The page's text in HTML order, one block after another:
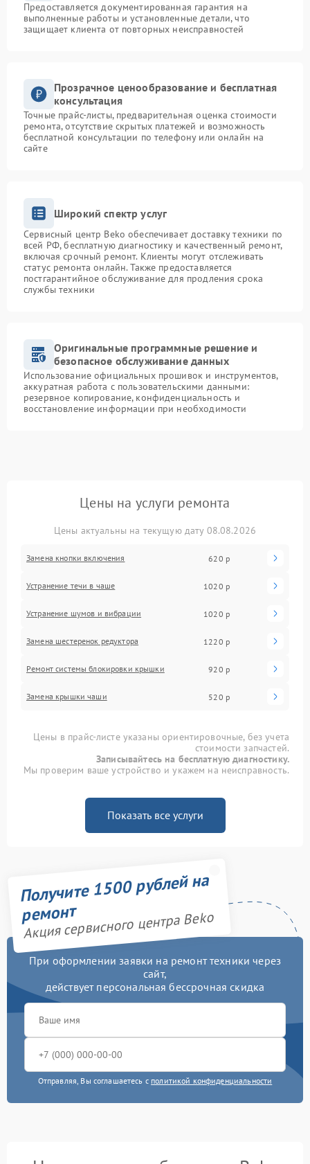
Предоставляется документированная гарантия на
выполненные работы и установленные детали, что
защищает клиента от повторных неисправностей
Прозрачное ценообразование и бесплатная
консультация
Точные прайс-листы, предварительная оценка стоимости
ремонта, отсутствие скрытых платежей и возможность
бесплатной консультации по телефону или онлайн на
сайте
Широкий спектр услуг
Сервисный центр Beko обеспечивает доставку техники по
всей РФ, бесплатную диагностику и качественный ремонт,
включая срочный ремонт. Клиенты могут отслеживать
статус ремонта онлайн. Также предоставляется
постгарантийное обслуживание для продления срока
службы техники
Оригинальные программные решение и
безопасное обслуживание данных
Использование официальных прошивок и инструментов,
аккуратная работа с пользовательскими данными:
резервное копирование, конфиденциальность и
восстановление информации при необходимости
Цены на услуги ремонта
Цены актуальны на текущую дату 08.08.2026
Замена кнопки включения 620 р
Устранение течи в чаше 1020 р
Устранение шумов и вибрации 1020 р
Замена шестеренок редуктора 1220 р
Ремонт системы блокировки крышки 920 р
Замена крышки чаши 520 р
Цены в прайс-листе указаны ориентировочные, без учета
стоимости запчастей.
Записывайтесь на бесплатную диагностику.
Мы проверим ваше устройство и укажем на неисправность.
Показать все услуги
Получите 1500 рублей на
ремонт
Акция сервисного центра Beko
При оформлении заявки на ремонт техники через
сайт,
действует персональная бессрочная скидка
Отправляя, Вы соглашаетесь с политикой конфиденциальности